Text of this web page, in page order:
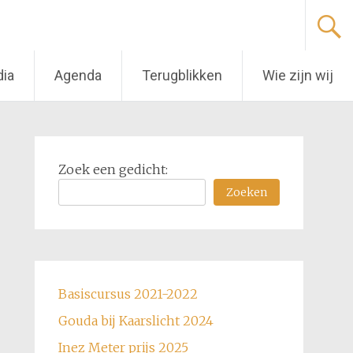
Agenda Terugblikken Wie zijn wij
Zoek een gedicht:
Zoeken
Basiscursus 2021-2022
Gouda bij Kaarslicht 2024
Inez Meter prijs 2025